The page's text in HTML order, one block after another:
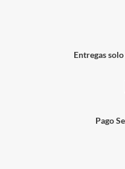
Entregas
Pago